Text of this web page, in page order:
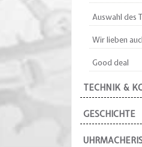
Auswahl des
Wir lieben
Good deal
TECHNIK &
GESCHICHTE